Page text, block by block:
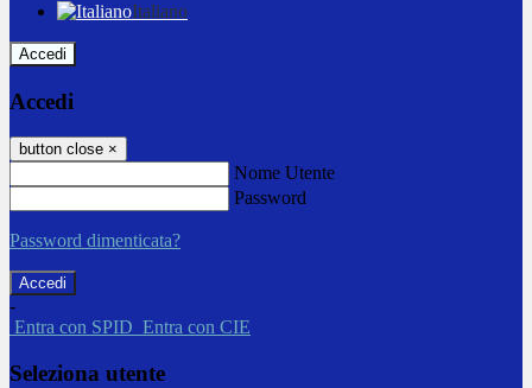
Italiano
Accedi
Accedi
button close ×
Nome Utente
Password
Password dimenticata?
-
Entra con SPID Entra con CIE
Seleziona utente